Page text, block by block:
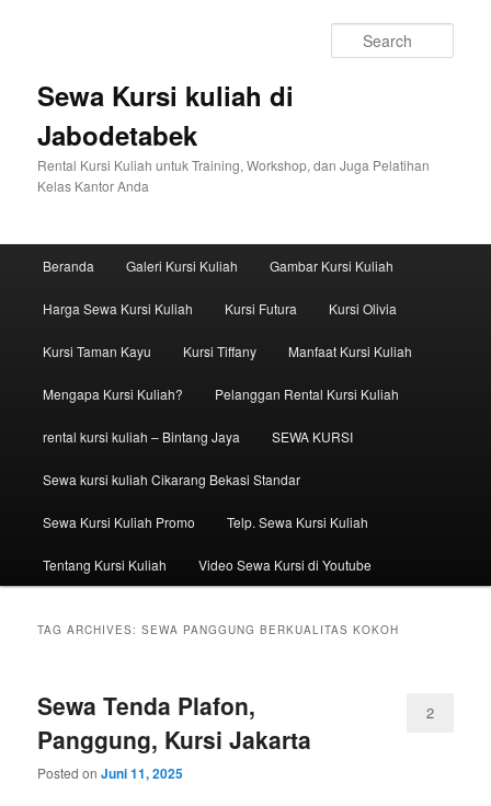
Sewa Kursi kuliah di
Jabodetabek
Rental Kursi Kuliah untuk Training, Workshop, dan Juga Pelatihan
Kelas Kantor Anda
Skip to primary content
Skip to secondary content
Beranda Galeri Kursi Kuliah Gambar Kursi Kuliah
Harga Sewa Kursi Kuliah Kursi Futura Kursi Olivia
Kursi Taman Kayu Kursi Tiffany Manfaat Kursi Kuliah
Mengapa Kursi Kuliah? Pelanggan Rental Kursi Kuliah
rental kursi kuliah – Bintang Jaya SEWA KURSI
Sewa kursi kuliah Cikarang Bekasi Standar
Sewa Kursi Kuliah Promo Telp. Sewa Kursi Kuliah
Tentang Kursi Kuliah Video Sewa Kursi di Youtube
TAG ARCHIVES:SEWA PANGGUNG BERKUALITAS KOKOH
Sewa Tenda Plafon,
Panggung, Kursi Jakarta
Posted onJuni 11, 2025
2